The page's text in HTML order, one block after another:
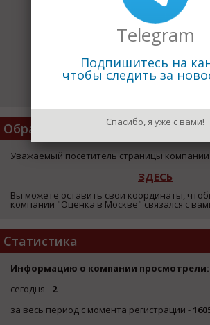
Обратная Связь
Уважаемый посетитель страницы
ЗДЕСЬ
Вы можете оставить свои координаты,
компании "Оценка в Москве" связался с
Статистика
Информацию о компании просмотрели:
сегодня - 2
за весь период с момента регистрации -
Telegram
Подпишитесь на
чтобы следить за
Спасибо, я уже с вами!